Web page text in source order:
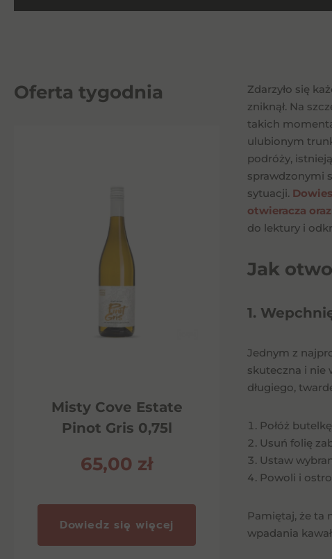
Oferta tygodnia
Misty Cove Estate
Pinot Gris 0,75l
65,00 zł
Dowiedz się więcej
Zdarzyło się
zniknął. Na
takich
ulubionym
podróży,
sprawdzonymi
sytuacji.
otwieracza
do lektury i
Jak
1.
Jednym z
skuteczna i nie
długiego,
Połóż
Usuń folię
Ustaw
Powoli i
Pamiętaj, że ta
wpadania